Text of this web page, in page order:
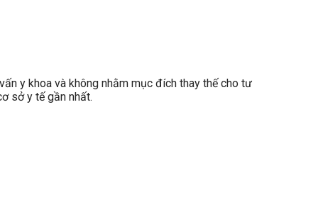
y khoa và không nhằm mục đích thay thế cho tư
sở y tế gần nhất.